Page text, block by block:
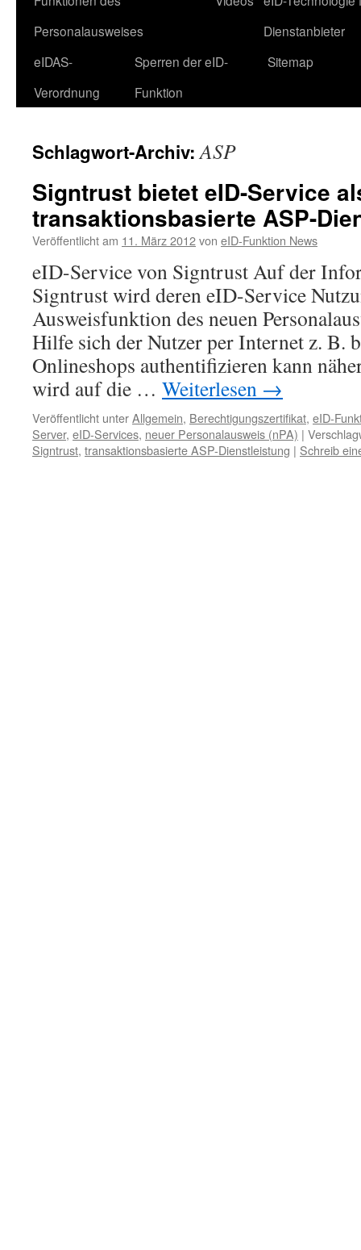
Personalausweises
Dienstanbieter
eIDAS-
Verordnung
Sperren der eID-
Funktion
Sitemap
Schlagwort-Archiv:ASP
Signtrust bietet eID-Service
transaktionsbasierte ASP-
Veröffentlicht am 11. März 2012von eID-Funktion News
eID-Service von Signtrust Auf der
Signtrust wird deren eID-Service
Ausweisfunktion des neuen
Hilfe sich der Nutzer per Internet z. B.
Onlineshops authentifizieren kann
wird auf die … Weiterlesen →
Veröffentlicht unterAllgemein, Berechtigungszertifikat, eID-
Server, eID-Services, neuer Personalausweis (nPA) |
Signtrust, transaktionsbasierte ASP-Dienstleistung | Schreib